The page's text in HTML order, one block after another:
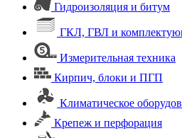
Гидроизоляция и битум
ГКЛ, ГВЛ и
Измерительная техника
Кирпич, блоки и ПГП
Климатическое
Крепеж и перфорация